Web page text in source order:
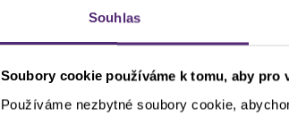
Souhlas
Soubory cookie používáme k tomu, aby
Používáme nezbytné soubory cookie,